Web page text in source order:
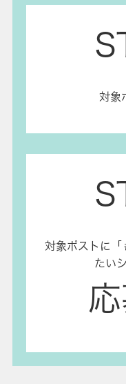
対象
対象ポストに「
たい